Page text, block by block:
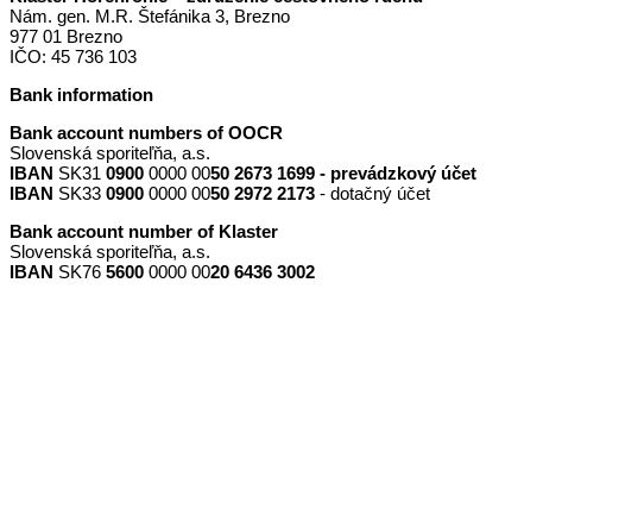
Nám. gen. M.R. Štefánika 3, Brezno
977 01 Brezno
IČO: 45 736 103
Bank information
Bank account numbers of OOCR
Slovenská sporiteľňa, a.s.
IBAN SK31 0900 0000 0050 2673 1699 - prevádzkový účet
IBAN SK33 0900 0000 0050 2972 2173 - dotačný účet
Bank account number of Klaster
Slovenská sporiteľňa, a.s.
IBAN SK76 5600 0000 0020 6436 3002